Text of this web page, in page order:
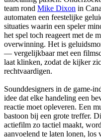
team rond Mike Dixon in
automaten een feestelijke
situaties waarin een speler
het spel toch reageert met de
overwinning. Het is
— vergelijkbaar met een
laat klinken, zodat de kijker
rechtvaardigen.
Sounddesigners in de game-
idee dat elke handeling een
reactie moet opleveren. Een
bastoon bij een grote treffer.
actiefilm zo tactiel maakt,
aanvoelend te laten lonen, los